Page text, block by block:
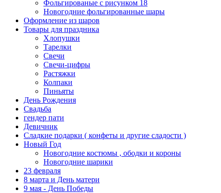
Фольгированые с рисунком 18
Новогодние фольгированные шары
Оформление из шаров
Товары для праздника
Хлопушки
Тарелки
Свечи
Свечи-цифры
Растяжки
Колпаки
Пиньяты
День Рождения
Свадьба
гендер пати
Девичник
Сладкие подарки ( конфеты и другие сладости )
Новый Год
Новогодние костюмы , ободки и короны
Новогодние шарики
23 февраля
8 марта и День матери
9 мая - День Победы